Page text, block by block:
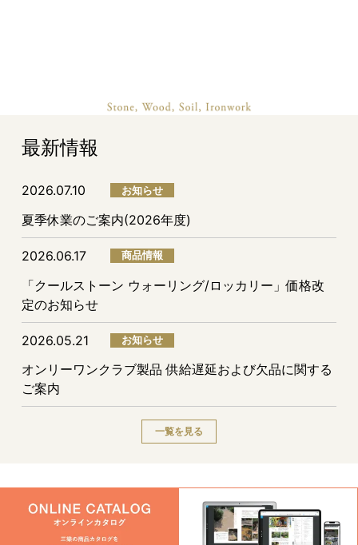
最新情報
2026.07.10 お知らせ
夏季休業のご案内(2026年度)
2026.06.17 商品情報
「クールストーン ウォーリング/ロッカリー」価格改
定のお知らせ
2026.05.21 お知らせ
オンリーワンクラブ製品 供給遅延および欠品に関する
ご案内
一覧を見る